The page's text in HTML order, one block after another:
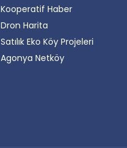
Kooperatif Haber
Dron Harita
Satılık Eko Köy Projeleri
Agonya Netköy